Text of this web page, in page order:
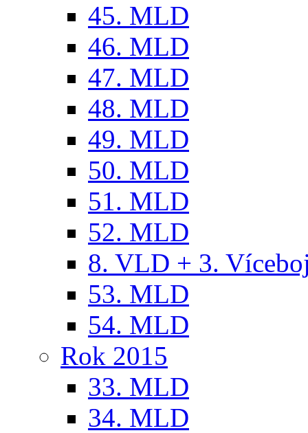
45. MLD
46. MLD
47. MLD
48. MLD
49. MLD
50. MLD
51. MLD
52. MLD
8. VLD + 3.
53. MLD
54. MLD
Rok 2015
33. MLD
34. MLD